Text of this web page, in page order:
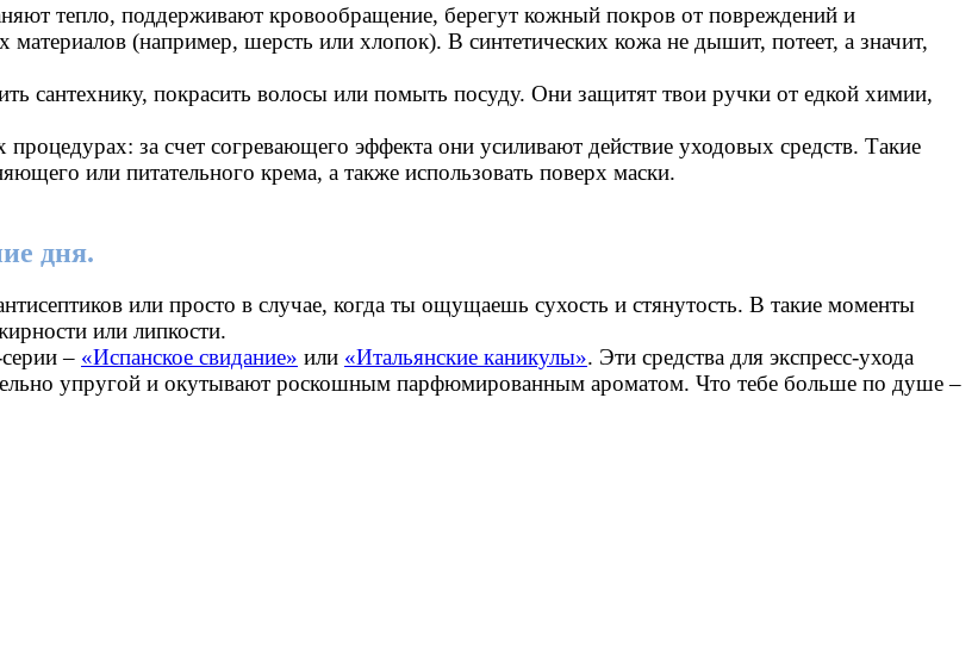
тепло, поддерживают кровообращение, берегут кожный покров от повреждений и
(например, шерсть или хлопок). В синтетических кожа не дышит, потеет, а значит,
сантехнику, покрасить волосы или помыть посуду. Они защитят твои ручки от едкой химии,
за счет согревающего эффекта они усиливают действие уходовых средств. Такие
или питательного крема, а также использовать поверх маски.
дня.
или просто в случае, когда ты ощущаешь сухость и стянутость. В такие моменты
или липкости.
– «Испанское свидание» или «Итальянские каникулы». Эти средства для экспресс-ухода
упругой и окутывают роскошным парфюмированным ароматом. Что тебе больше по душе –